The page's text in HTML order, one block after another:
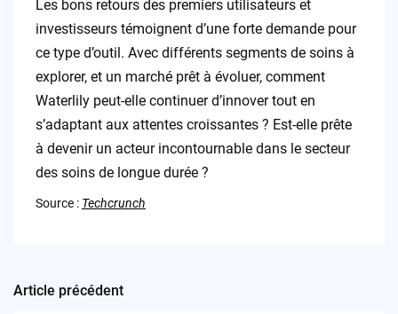
Les bons retours des premiers utilisateurs et
investisseurs témoignent d’une forte demande pour
ce type d’outil. Avec différents segments de soins à
explorer, et un marché prêt à évoluer, comment
Waterlily peut-elle continuer d’innover tout en
s’adaptant aux attentes croissantes ? Est-elle prête
à devenir un acteur incontournable dans le secteur
des soins de longue durée ?
Source : Techcrunch
Post
Article précédent